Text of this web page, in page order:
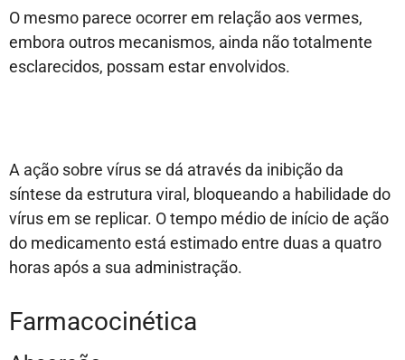
O mesmo parece ocorrer em relação aos vermes,
embora outros mecanismos, ainda não totalmente
esclarecidos, possam estar envolvidos.
A ação sobre vírus se dá através da inibição da
síntese da estrutura viral, bloqueando a habilidade do
vírus em se replicar. O tempo médio de início de ação
do medicamento está estimado entre duas a quatro
horas após a sua administração.
Farmacocinética